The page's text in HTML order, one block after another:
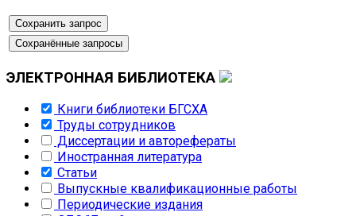
ЭЛЕКТРОННАЯ БИБЛИОТЕКА
Книги библиотеки БГСХА
Труды сотрудников
Диссертации и авторефераты
Иностранная литература
Статьи
Выпускные квалификационные работы
Периодические издания